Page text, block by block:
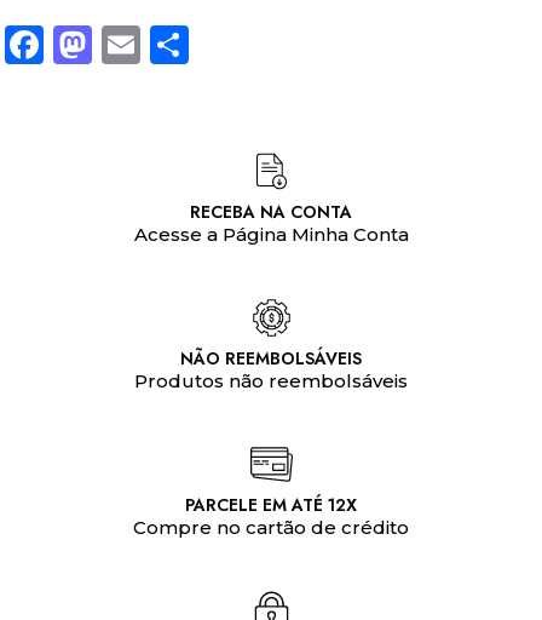
Facebook
Mastodon
Email
RECEBA NA CONTA
Acesse a Página Minha Conta
NÃO REEMBOLSÁVEIS
Produtos não reembolsáveis
PARCELE EM ATÉ 12X
Compre no cartão de crédito